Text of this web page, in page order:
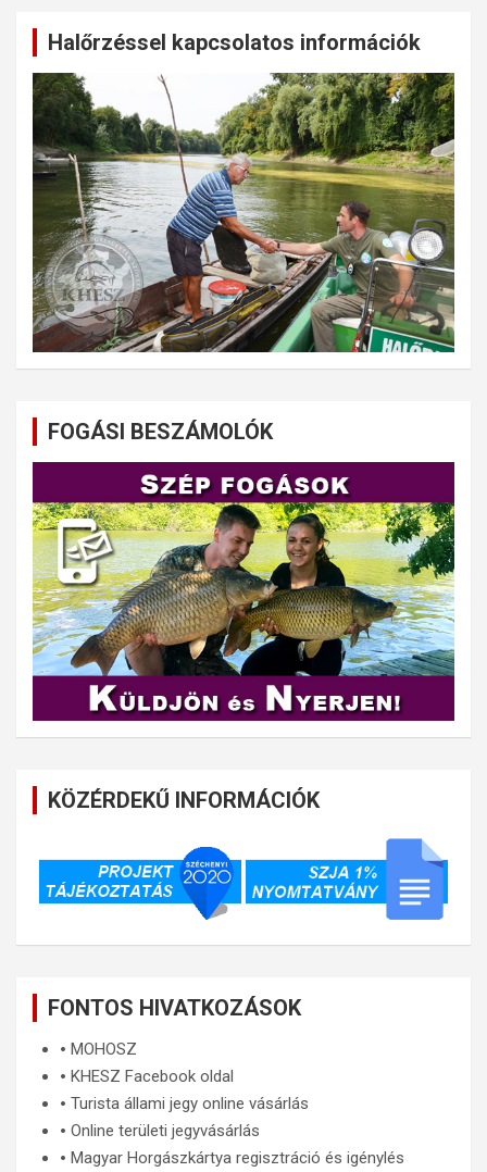
Halőrzéssel kapcsolatos információk
FOGÁSI BESZÁMOLÓK
KÖZÉRDEKŰ INFORMÁCIÓK
FONTOS HIVATKOZÁSOK
🞄 MOHOSZ
🞄 KHESZ Facebook oldal
🞄 Turista állami jegy online vásárlás
🞄 Online területi jegyvásárlás
🞄 Magyar Horgászkártya regisztráció és igénylés